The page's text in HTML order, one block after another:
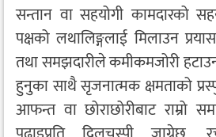
सन्तान वा सहयोगी कामदारको
पक्षको लथालिङ्गलाई मिलाउन
तथा समझदारीले कमीकमजोरी
हुनुका साथै सृजनात्मक क्षमताको
आफन्त वा छोराछोरीबाट राम्रो